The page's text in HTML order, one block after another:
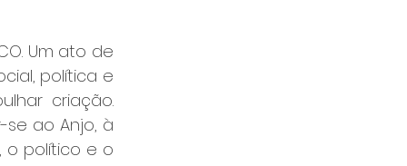
Um ato de
política e
criação.
ao Anjo, à
o político e o